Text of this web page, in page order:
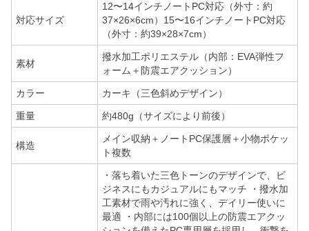
対応サイズ
12〜14インチノートPC対応（外寸：約
37×26×6cm）15〜16インチノートPC対応
（外寸：約39×28×7cm）
素材
撥水加工ポリエステル（内部：EVA弾性フ
ォーム＋防震エアクッション）
カラー カーキ（三色斜めデザイン）
重量 約480g（サイズにより前後）
構造
メイン収納＋ノートPC保護層＋小物ポケッ
ト複数
・落ち着いた三色トーンのデザインで、ビ
ジネスにもカジュアルにもマッチ ・撥水加
工素材で雨や汚れに強く、デイリー使いに
最適 ・内部には100個以上の防震エアクッ